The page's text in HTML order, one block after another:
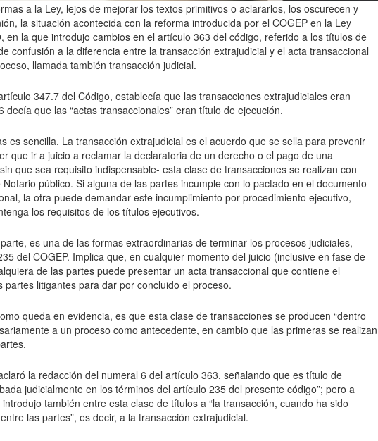
a la Ley, lejos de mejorar los textos primitivos o aclararlos, los oscurecen y
la situación acontecida con la reforma introducida por el COGEP en la Ley
en la que introdujo cambios en el artículo 363 del código, referido a los títulos de
confusión a la diferencia entre la transacción extrajudicial y el acta transaccional
llamada también transacción judicial.
347.7 del Código, establecía que las transacciones extrajudiciales eran
decía que las “actas transaccionales” eran título de ejecución.
es sencilla. La transacción extrajudicial es el acuerdo que se sella para prevenir
que ir a juicio a reclamar la declaratoria de un derecho o el pago de una
que sea requisito indispensable- esta clase de transacciones se realizan con
público. Si alguna de las partes incumple con lo pactado en el documento
la otra puede demandar este incumplimiento por procedimiento ejecutivo,
los requisitos de los títulos ejecutivos.
es una de las formas extraordinarias de terminar los procesos judiciales,
del COGEP. Implica que, en cualquier momento del juicio (inclusive en fase de
de las partes puede presentar un acta transaccional que contiene el
litigantes para dar por concluido el proceso.
queda en evidencia, es que esta clase de transacciones se producen “dentro
a un proceso como antecedente, en cambio que las primeras se realizan
la redacción del numeral 6 del artículo 363, señalando que es título de
judicialmente en los términos del artículo 235 del presente código”; pero a
también entre esta clase de títulos a “la transacción, cuando ha sido
las partes”, es decir, a la transacción extrajudicial.